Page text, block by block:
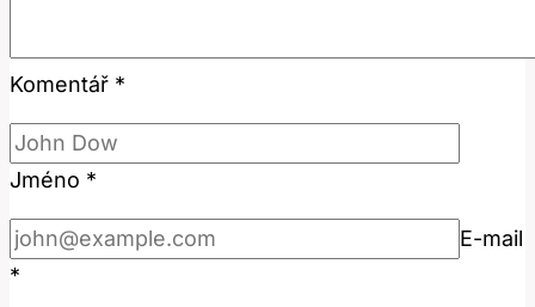
Komentář *
Jméno *
E-mail
*